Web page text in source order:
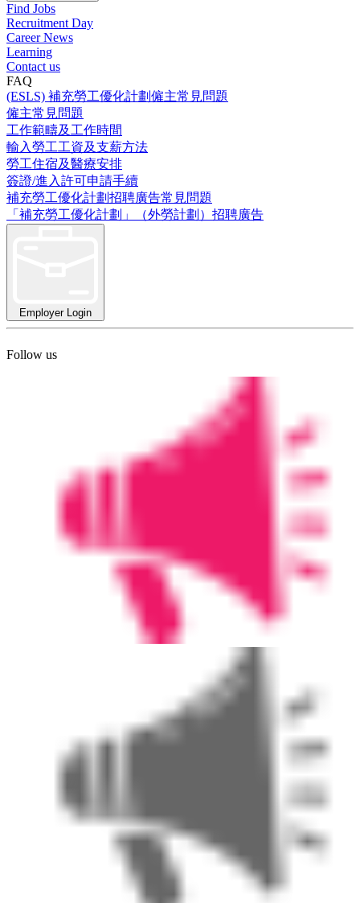
Find Jobs
Recruitment Day
Career News
Learning
Contact us
FAQ
(ESLS) 補充勞工優化計劃僱主常見問題
僱主常見問題
工作範疇及工作時間
輸入勞工工資及支薪方法
勞工住宿及醫療安排
簽證/進入許可申請手續
補充勞工優化計劃招聘廣告常見問題
「補充勞工優化計劃」（外勞計劃）招聘廣告
Employer Login
Follow us